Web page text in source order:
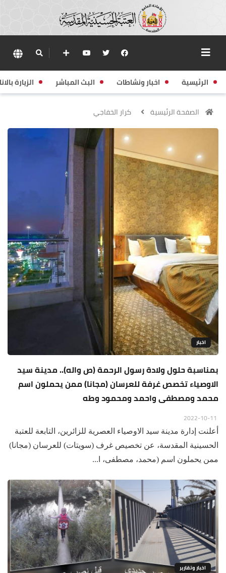
الرئيسية اخبار ونشاطات البث المباشر الزيارة
الصفحة الرئيسية كرار الخفاجي
اخبار
بمناسبة حلول ولادة رسول الرحمة (ص واله).. مدينة سيد
الاوصياء تخصص غرفة للعرسان (مجانا) ممن يحملون اسم
محمد ومصطفى واحمد ومحمود وطه
أعلنت إدارة مدينة سيد الاوصياء العصرية للزائرين، التابعة للعتبة
الحسينية المقدسة، عن تخصيص غرف (سويتات) للعرسان (مجانا)
ممن يحملون اسم (محمد، مصطفى، ا...
اخبار وتقارير